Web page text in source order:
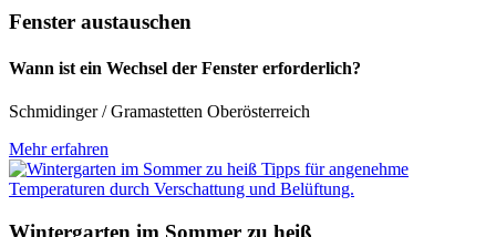
Fenster austauschen
Wann ist ein Wechsel der Fenster erforderlich?
Schmidinger / Gramastetten Oberösterreich
Mehr erfahren
Wintergarten im Sommer zu heiß